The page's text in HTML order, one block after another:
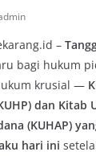
–
bagi hukum
krusial —
dan Kitab
(KUHAP)
hari ini